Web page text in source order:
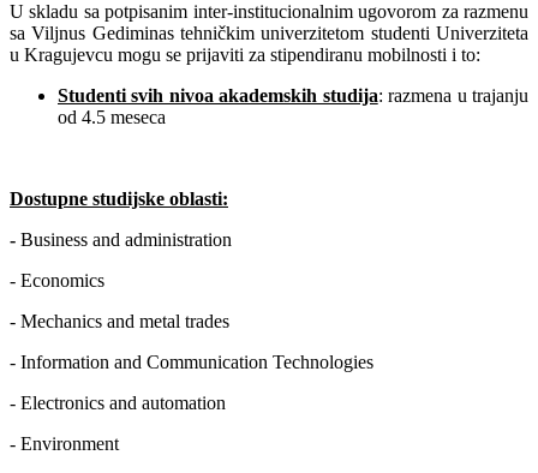
U skladu sa potpisanim inter-institucionalnim ugovorom za razmenu
sa Viljnus Gediminas tehničkim univerzitetom studenti Univerziteta
u Kragujevcu mogu se prijaviti za stipendiranu mobilnosti i to:
Studenti svih nivoa akademskih studija: razmena u trajanju
od 4.5 meseca
Dostupne studijske oblasti:
- Business and administration
- Economics
- Mechanics and metal trades
- Information and Communication Technologies
- Electronics and automation
- Environment